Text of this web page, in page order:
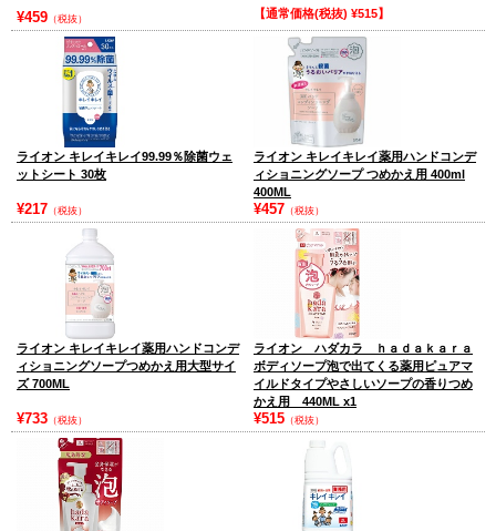
¥459 （税抜） 【通常価格(税抜) ¥515】
ライオン キレイキレイ99.99％除菌ウェ
ットシート 30枚
¥217 （税抜）
ライオン キレイキレイ薬用ハンドコンデ
ィショニングソープ つめかえ用 400ml
400ML
¥457 （税抜）
ライオン キレイキレイ薬用ハンドコンデ
ィショニングソープつめかえ用大型サイ
ズ 700ML
¥733 （税抜）
ライオン ハダカラ ｈａｄａｋａｒａ
ボディソープ泡で出てくる薬用ピュアマ
イルドタイプやさしいソープの香りつめ
かえ用 440ML x1
¥515 （税抜）